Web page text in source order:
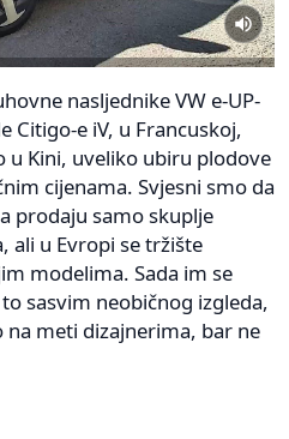
nasljednike VW e-UP-
Citigo-e iV, u Francuskoj,
u Kini, uveliko ubiru plodove
cijenama. Svjesni smo da
prodaju samo skuplje
ali u Evropi se tržište
modelima. Sada im se
sasvim neobičnog izgleda,
na meti dizajnerima, bar ne